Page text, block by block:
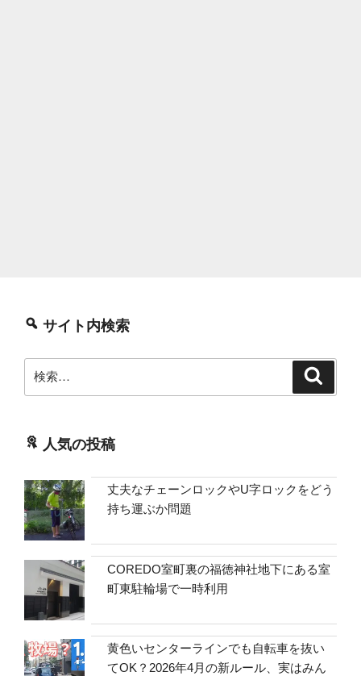
サイト内検索
索:
人気の投稿
丈夫なチェーンロックやU字ロックをどう
持ち運ぶか問題
COREDO室町裏の福徳神社地下にある室
町東駐輪場で一時利用
黄色いセンターラインでも自転車を抜い
てOK？2026年4月の新ルール、実はみん